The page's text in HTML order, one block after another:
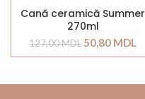
Cană ceramică Summer
270ml
127,00MDL 50,80 MDL